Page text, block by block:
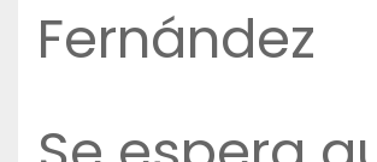
Fernández